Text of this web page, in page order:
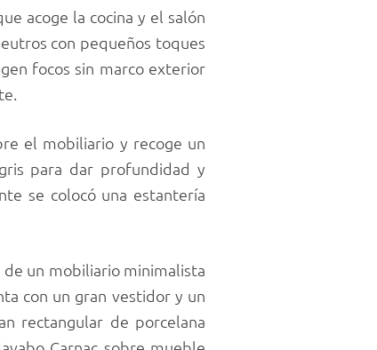
acoge la cocina y el salón
con pequeños toques
focos sin marco exterior
el mobiliario y recoge un
para dar profundidad y
se colocó una estantería
un mobiliario minimalista
con un gran vestidor y un
rectangular de porcelana